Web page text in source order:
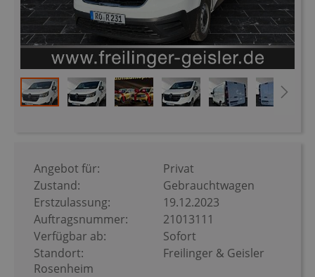
Bildergalerie
springen
Angebot für:
Privat
Zustand:
Gebrauchtwagen
Erstzulassung:
19.12.2023
Auftragsnummer:
21013111
Verfügbar ab:
Sofort
Standort:
Freilinger & Geisler
Rosenheim